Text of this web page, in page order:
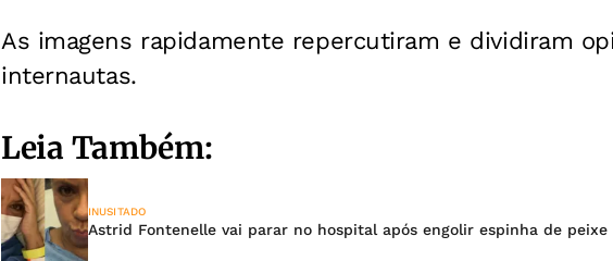
As imagens rapidamente repercutiram e dividiram
internautas.
Leia Também:
INUSITADO
Astrid Fontenelle vai parar no hospital após engolir espinha de peixe